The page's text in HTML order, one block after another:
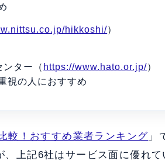
hikkoshi/）
ター（ https://www.hato.or.jp/）
視の人におすすめ
較！おすすめ業者ランキング 」
上記6社はサービス面に優れ